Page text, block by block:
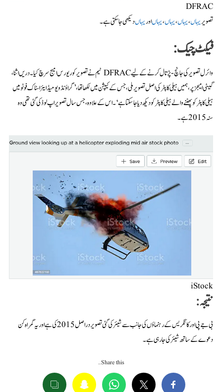
DFRAC
تصویریہاں،یہاں،یہاں،یہاںاوریہاںدیکھی جا سکتی ہے۔
فیکٹ چیک:
وائرل تصویر کی جانچ-پڑتال کرنے کے لیے DFRAC ٹیم نے تصویر کو ریورس امیج سرچ کیا۔ دریں اثنا،
گیٹی امیجز پر، ہمیں ہیلی کاپٹر کی اصل تصویر ملی، جس کے کیپشن میں لکھا تھا،’گراؤنڈ ویو میڈایئر اسٹاک فوٹو میں
ہیلی کاپٹر کو پھٹنے والے ہیلی کاپٹر کو دیکھ دیا جا سکتا ہے‘۔ اس کے علاوہ، جس سال تصویر اپ لوڈ کی گئی تھی وہ
سنہ 2015 ہے۔
iStock
نتیجہ:
بی جے پی اور کانگریس کے رہنماؤں کی جانب سے شیئر کی گئی تصویر در اصل 2015 کی ہے اور یہ گمراہ کن
دعوے کے ساتھ شیئر کی جا رہی ہے۔
Share this…